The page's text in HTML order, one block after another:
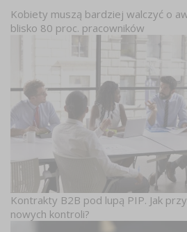
Kobiety muszą bardziej walczyć o
blisko 80 proc. pracowników
Kontrakty B2B pod lupą PIP. Jak
nowych kontroli?